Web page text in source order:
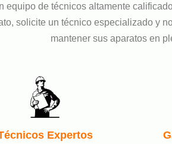
equipo de técnicos altamente
solicite un técnico especializado y
mantener sus aparatos en
Expertos